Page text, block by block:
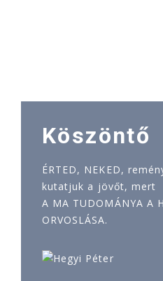
Köszöntő
ÉRTED, NEKED,
kutatjuk a jövőt, mert
A MA TUDOMÁNYA A
ORVOSLÁSA.